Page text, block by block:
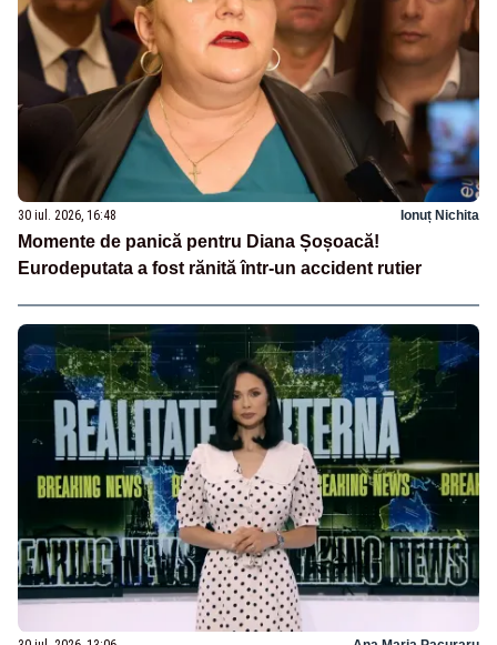
30 iul. 2026, 16:48 Ionuț Nichita
Momente de panică pentru Diana Șoșoacă!
Eurodeputata a fost rănită într-un accident rutier